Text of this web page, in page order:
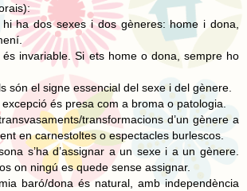
hi ha dos sexes i dos gèneres: home i dona,
és invariable. Si ets home o dona, sempre ho
són el signe essencial del sexe i del gènere.
és presa com a broma o patologia.
transformacions d’un gènere a
en carnestoltes o espectacles burlescos.
s’ha d’assignar a un sexe i a un gènere.
on ningú es quede sense assignar.
baró/dona és natural, amb independència